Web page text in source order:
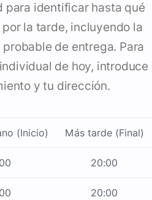
para identificar hasta qué
la tarde, incluyendo la
de entrega. Para
de hoy, introduce
y tu dirección.
(Inicio) Más tarde (Final)
20:00
20:00